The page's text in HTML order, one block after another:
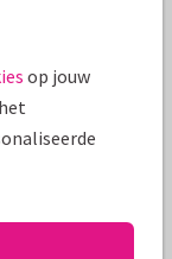
Kijk dan
prijkt er straks
van jullie
jullie kindje en
op jouw